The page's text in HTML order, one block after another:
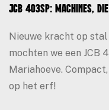
JCB 403SP: Machines,
Nieuwe kracht op stal
mochten we een JCB
Mariahoeve.
op het erf!